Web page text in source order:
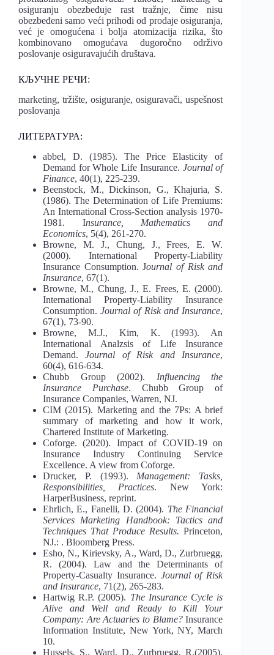
osiguranju obezbeđuje rast tražnje, čime nisu
obezbeđeni samo veći prihodi od prodaje osiguranja,
već je omogućena i bolja atomizacija rizika, što
kombinovano omogućava dugoročno održivo
poslovanje osiguravajućih društava.
КЉУЧНЕ РЕЧИ:
marketing, tržište, osiguranje, osiguravači, uspešnost
poslovanja
ЛИТЕРАТУРА:
abbel, D. (1985). The Price Elasticity of
Demand for Whole Life Insurance. Journal of
Finance, 40(1), 225-239.
Beenstock, M., Dickinson, G., Khajuria, S.
(1986). The Determination of Life Premiums:
An International Cross-Section analysis 1970-
1981. Insurance, Mathematics and
Economics, 5(4), 261-270.
Browne, M. J., Chung, J., Frees, E. W.
(2000). International Property-Liability
Insurance Consumption. Journal of Risk and
Insurance, 67(1).
Browne, M., Chung, J., E. Frees, E. (2000).
International Property-Liability Insurance
Consumption.Journal of Risk and Insurance,
67(1), 73-90.
Browne, M.J., Kim, K. (1993). An
International Analzsis of Life Insurance
Demand.Journal of Risk and Insurance,
60(4), 616-634.
Chubb Group (2002). Influencing the
Insurance Purchase. Chubb Group of
Insurance Companies, Warren, NJ.
CIM (2015). Marketing and the 7Ps: A brief
summary of marketing and how it work,
Chartered Institute of Marketing.
Coforge. (2020). Impact of COVID-19 on
Insurance Industry Continuing Service
Excellence. A view from Coforge.
Drucker, P. (1993). Management: Tasks,
Responsibilities, Practices. New York:
HarperBusiness, reprint.
Ehrlich, E., Fanelli, D. (2004). The Financial
Services Marketing Handbook: Tactics and
Techniques That Produce Results. Princeton,
NJ.: . Bloomberg Press.
Esho, N., Kirievsky, A., Ward, D., Zurbruegg,
R. (2004). Law and the Determinants of
Property-Casualty Insurance. Journal of Risk
and Insurance, 71(2), 265-283.
Hartwig R.P. (2005). The Insurance Cycle is
Alive and Well and Ready to Kill Your
Company: Are Actuaries to Blame?Insurance
Information Institute, New York, NY, March
10.
Hussels, S., Ward, D., Zurbruegg, R.(2005).